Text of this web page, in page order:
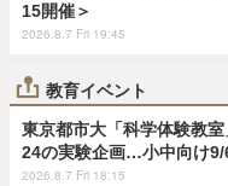
15開催＞
2026.8.7 Fri 19:45
教育イベント
東京都市大「科学体験教室
24の実験企画…小中向け9/
2026.8.7 Fri 18:15